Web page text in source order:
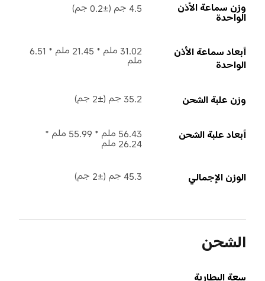
وزن سماعة الأذن
الواحدة
4.5 جم (±0.2 جم)
أبعاد سماعة الأذن
الواحدة
ملم
وزن علبة الشحن 35.2 جم (±2 جم)
أبعاد علبة الشحن
56.43 ملم * 55.99 ملم *
26.24 ملم
الوزن الإجمالي 45.3 جم (±2 جم)
الشحن
سعة البطارية